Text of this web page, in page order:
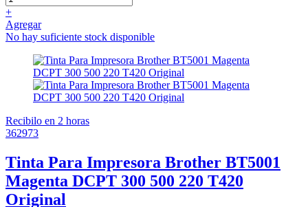
+
Agregar
No hay suficiente stock disponible
Recibilo en 2 horas
362973
Tinta Para Impresora Brother BT5001
Magenta DCPT 300 500 220 T420
Original